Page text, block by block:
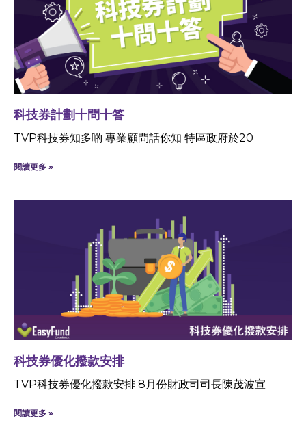
科技券計劃十問十答
TVP科技券知多啲 專業顧問話你知 特區政府於20
閱讀更多 »
科技券優化撥款安排
TVP科技券優化撥款安排 8月份財政司司長陳茂波宣
閱讀更多 »